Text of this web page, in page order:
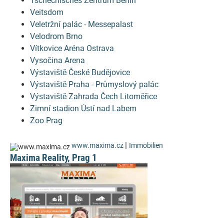
Veitsdom
Veletržní palác - Messepalast
Velodrom Brno
Vítkovice Aréna Ostrava
Vysočina Arena
Výstaviště České Budějovice
Výstaviště Praha - Průmyslový palác
Výstaviště Zahrada Čech Litoměřice
Zimní stadion Ústí nad Labem
Zoo Prag
www.maxima.cz | Immobilien
Maxima Reality, Prag 1